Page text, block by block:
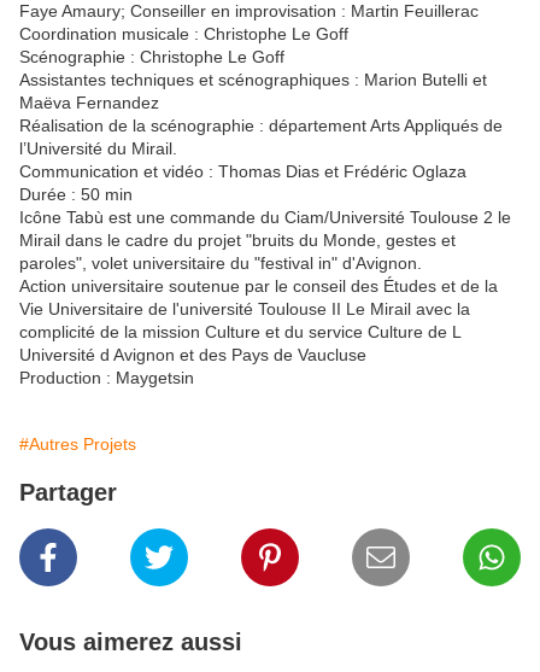
Faye Amaury; Conseiller en improvisation : Martin Feuillerac
Coordination musicale : Christophe Le Goff
Scénographie : Christophe Le Goff
Assistantes techniques et scénographiques : Marion Butelli et
Maëva Fernandez
Réalisation de la scénographie : département Arts Appliqués de
l’Université du Mirail.
Communication et vidéo : Thomas Dias et Frédéric Oglaza
Durée : 50 min
Icône Tabù est une commande du Ciam/Université Toulouse 2 le
Mirail dans le cadre du projet "bruits du Monde, gestes et
paroles", volet universitaire du "festival in" d'Avignon.
Action universitaire soutenue par le conseil des Études et de la
Vie Universitaire de l'université Toulouse II Le Mirail avec la
complicité de la mission Culture et du service Culture de L
Université d Avignon et des Pays de Vaucluse
Production : Maygetsin
#Autres Projets
Partager
Vous aimerez aussi